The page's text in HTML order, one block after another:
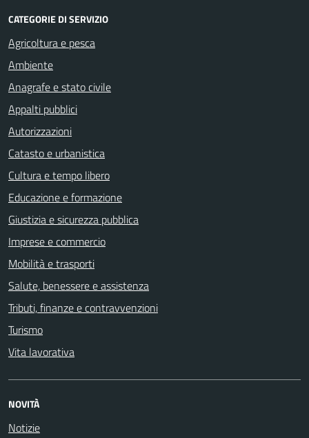
CATEGORIE DI SERVIZIO
Agricoltura e pesca
Ambiente
Anagrafe e stato civile
Appalti pubblici
Autorizzazioni
Catasto e urbanistica
Cultura e tempo libero
Educazione e formazione
Giustizia e sicurezza pubblica
Imprese e commercio
Mobilità e trasporti
Salute, benessere e assistenza
Tributi, finanze e contravvenzioni
Turismo
Vita lavorativa
NOVITÀ
Notizie